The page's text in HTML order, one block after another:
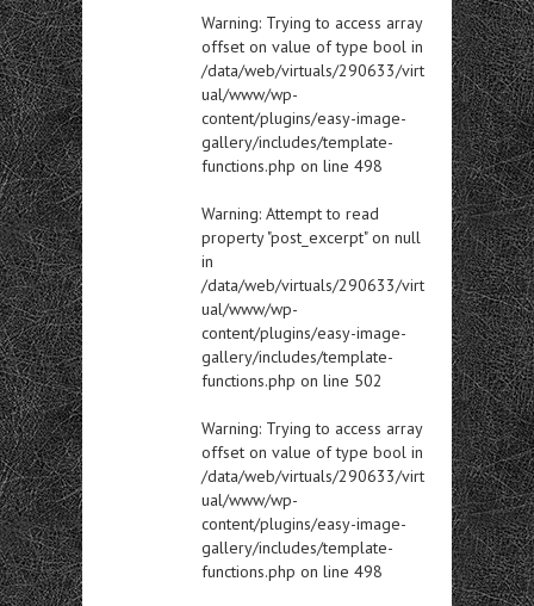
Warning: Trying to access array
offset on value of type bool in
/data/web/virtuals/290633/virt
ual/www/wp-
content/plugins/easy-image-
gallery/includes/template-
functions.php on line 498
Warning: Attempt to read
property "post_excerpt" on null
in
/data/web/virtuals/290633/virt
ual/www/wp-
content/plugins/easy-image-
gallery/includes/template-
functions.php on line 502
Warning: Trying to access array
offset on value of type bool in
/data/web/virtuals/290633/virt
ual/www/wp-
content/plugins/easy-image-
gallery/includes/template-
functions.php on line 498